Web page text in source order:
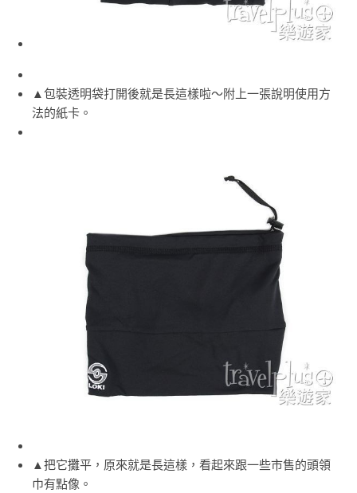
▲包裝透明袋打開後就是長這樣啦～附上一張說明使用方
法的紙卡。
▲把它攤平，原來就是長這樣，看起來跟一些市售的頭領
巾有點像。